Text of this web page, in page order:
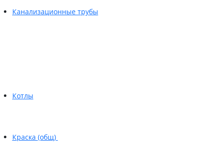
Канализационные трубы
Котлы
Краска (общ)